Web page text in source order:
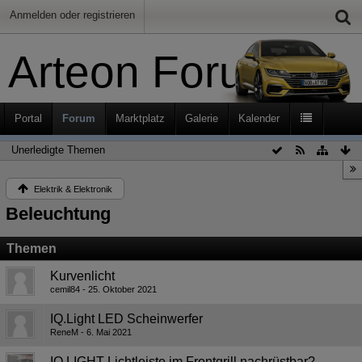
Anmelden oder registrieren
Arteon Forum
Portal Forum Marktplatz Galerie Kalender
Unerledigte Themen
Elektrik & Elektronik
Beleuchtung
Themen
Kurvenlicht
cemil84 25. Oktober 2021
IQ.Light LED Scheinwerfer
ReneM 6. Mai 2021